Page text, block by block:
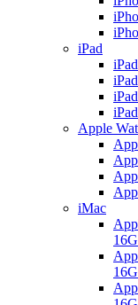
iPad
Apple
iMac